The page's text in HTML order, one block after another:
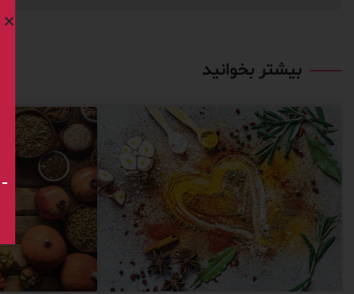
بیشتر بخوانید